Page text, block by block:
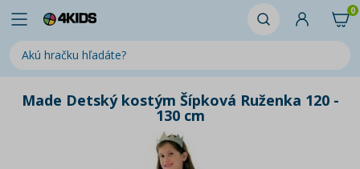
0
Made Detský kostým Šípková Ruženka 120 -
130 cm